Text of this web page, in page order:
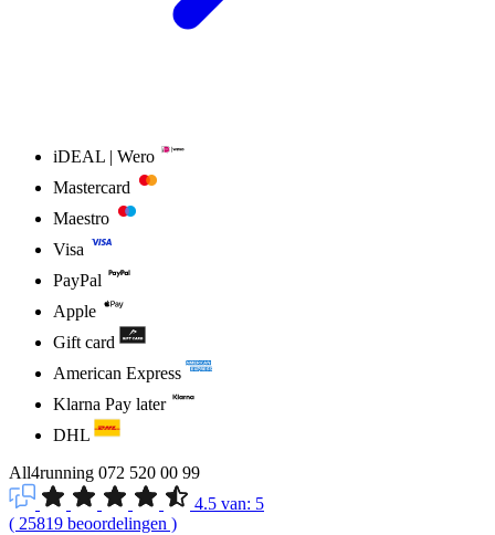
iDEAL | Wero
Mastercard
Maestro
Visa
PayPal
Apple
Gift card
American Express
Klarna Pay later
DHL
All4running 072 520 00 99
4.5 van: 5
( 25819 beoordelingen )